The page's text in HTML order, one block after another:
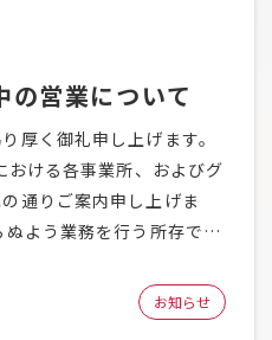
営業について
厚く御礼申し上げます。
ける各事業所、およびグ
通りご案内申し上げま
よう業務を行う所存では
恐れもございます。予め
願い致します。 ※詳細につ
お知らせ